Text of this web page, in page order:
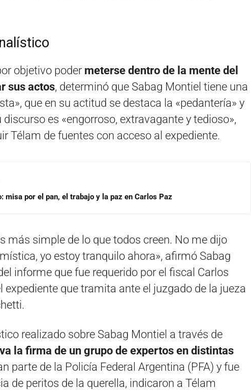
objetivo poder meterse dentro de la mente del
sus actos, determinó que Sabag Montiel tiene una
que en su actitud se destaca la «pedantería» y
discurso es «engorroso, extravagante y tedioso»,
Télam de fuentes con acceso al expediente.
misa por el pan, el trabajo y la paz en Carlos Paz
más simple de lo que todos creen. No me dijo
yo estoy tranquilo ahora», afirmó Sabag
informe que fue requerido por el fiscal Carlos
expediente que tramita ante el juzgado de la jueza
realizado sobre Sabag Montiel a través de
la firma de un grupo de expertos en distintas
parte de la Policía Federal Argentina (PFA) y fue
de peritos de la querella, indicaron a Télam